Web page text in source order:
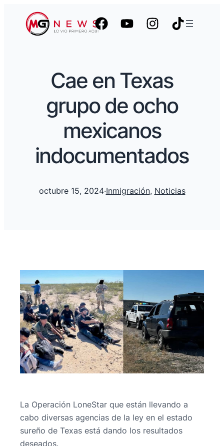
Cae en Texas
grupo de ocho
mexicanos
indocumentados
octubre 15, 2024·Inmigración, Noticias
La Operación LoneStar que están llevando a
cabo diversas agencias de la ley en el estado
sureño de Texas está dando los resultados
deseados.